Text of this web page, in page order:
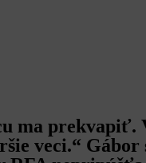
ma prekvapiť.
veci.“ Gábor